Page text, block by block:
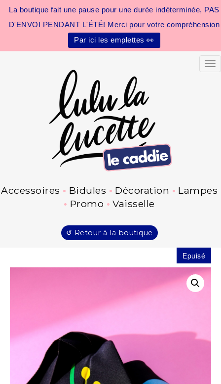
La boutique fait une pause pour une durée indéterminée, PAS
D'ENVOI PENDANT L'ÉTÉ! Merci pour votre compréhension
Par ici les emplettes 👀
Accessoires Bidules Décoration
Lampes
Promo
Vaisselle
↺ Retour à la boutique
Epuisé